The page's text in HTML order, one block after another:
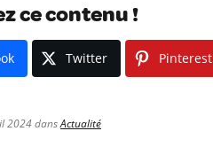
ce contenu !
Twitter Pinterest
2024 dansActualité